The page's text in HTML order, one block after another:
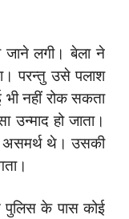
जाने लगी। बेला ने
परन्तु उसे पलाश
नहीं रोक सकता
हो जाता।
असमर्थ थे। उसकी
के पास कोई